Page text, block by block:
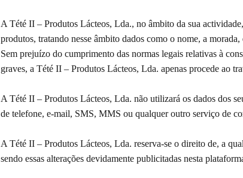
A Tété II – Produtos Lácteos, Lda., no âmbito da sua
produtos, tratando nesse âmbito dados como o nome, a
Sem prejuízo do cumprimento das normas legais relativas à
graves, a Tété II – Produtos Lácteos, Lda. apenas procede ao
A Tété II – Produtos Lácteos, Lda. não utilizará os dados dos
de telefone, e-mail, SMS, MMS ou qualquer outro serviço de
A Tété II – Produtos Lácteos, Lda. reserva-se o direito de, a
sendo essas alterações devidamente publicitadas nesta